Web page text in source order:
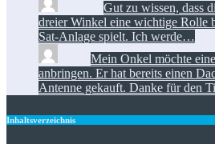
Gut zu wissen, dass
dreier Winkel eine wichtige Rolle
Sat-Anlage spielt. Ich werde…
Mein Onkel möchte
anbringen. Er hat bereits einen
Antenne gekauft. Danke für den
Inhaltsverzeichnis